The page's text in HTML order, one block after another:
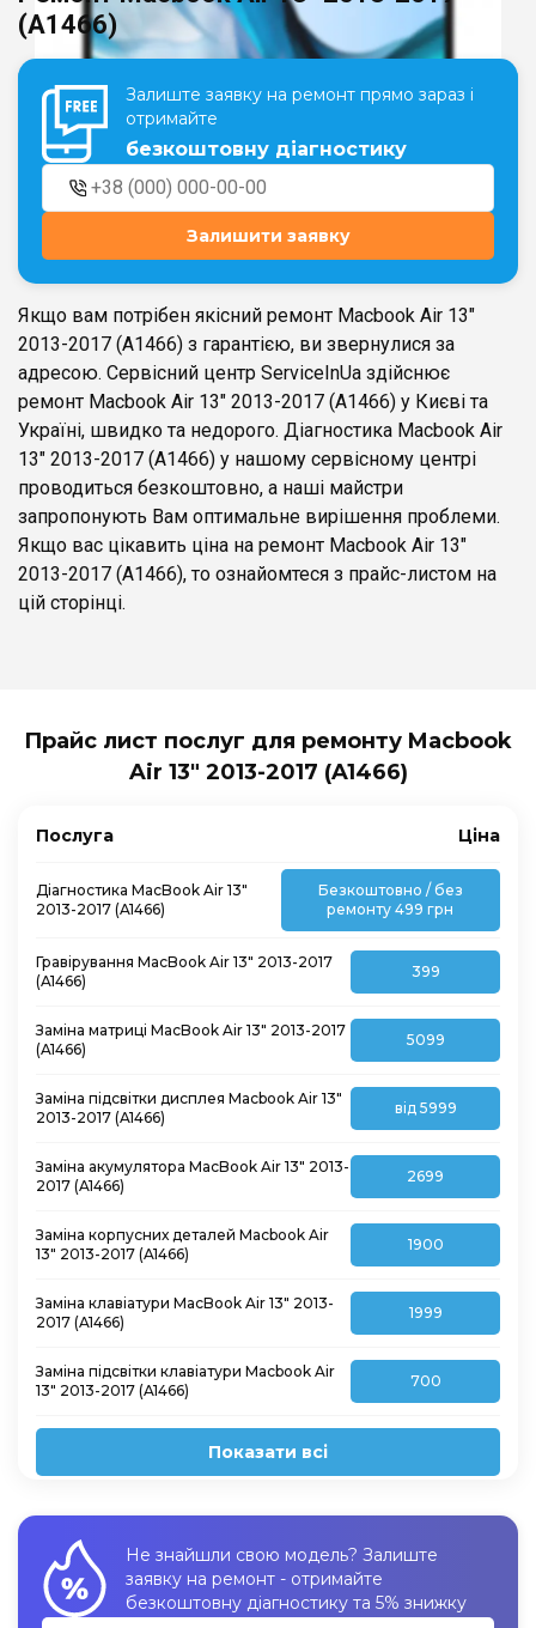
Театральна
м. Київ, вул. Хрещатик 44-A м. Київ, вул. Анни Ахматової, 30
Оболонь
м. Київ, ТЦ LAKE PLAZA, вул. Героїв
полку “Азов”, 12
Палац "Україна"
м. Київ, вул. Казимира Малевича,
м. Київ, Комфорт Таун, вул.
Березнева, 16, корпус 3
UK
(A1466)
Залиште заявку на ремонт прямо зараз і
отримайте
безкоштовну діагностику
Залишити заявку
Якщо вам потрібен якісний ремонт Macbook Air 13″
2013-2017 (A1466) з гарантією, ви звернулися за
адресою. Сервісний центр ServiceInUa здійснює
ремонт Macbook Air 13″ 2013-2017 (A1466) у Києві та
Україні, швидко та недорого. Діагностика Macbook Air
13″ 2013-2017 (A1466) у нашому сервісному центрі
проводиться безкоштовно, а наші майстри
запропонують Вам оптимальне вирішення проблеми.
Якщо вас цікавить ціна на ремонт Macbook Air 13″
2013-2017 (A1466), то ознайомтеся з прайс-листом на
цій сторінці.
Прайс лист послуг для ремонту Macbook
Air 13″ 2013-2017 (A1466)
Послуга Ціна
Діагностика MacBook Air 13″
2013-2017 (A1466)
Безкоштовно / без
ремонту 499 грн
Гравірування MacBook Air 13″ 2013-2017
(A1466)
399
Заміна матриці MacBook Air 13″ 2013-2017
(A1466)
5099
Заміна підсвітки дисплея Macbook Air 13″
2013-2017 (A1466)
від 5999
Заміна акумулятора MacBook Air 13″ 2013-
2017 (A1466)
2699
Заміна корпусних деталей Macbook Air
13″ 2013-2017 (A1466)
1900
Заміна клавіатури MacBook Air 13″ 2013-
2017 (A1466)
1999
Заміна підсвітки клавіатури Macbook Air
13″ 2013-2017 (A1466)
700
Показати всі
Не знайшли свою модель? Залиште
заявку на ремонт - отримайте
безкоштовну діагностику та 5% знижку